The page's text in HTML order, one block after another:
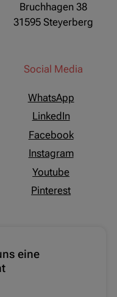
Bruchhagen 38
31595 Steyerberg
Social Media
WhatsApp
LinkedIn
Facebook
Instagram
Youtube
Pinterest
eine